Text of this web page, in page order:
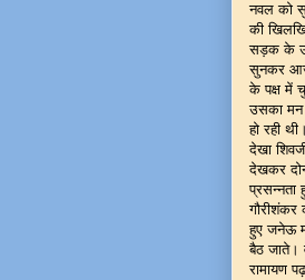
नवल को
की
सड़क के
सुनकर आज
के पक्ष में
उसका मन
हो रही
देखा
देखकर
प्रसन्नता
हुए जनेऊ
बैठ जाते।
रामायण